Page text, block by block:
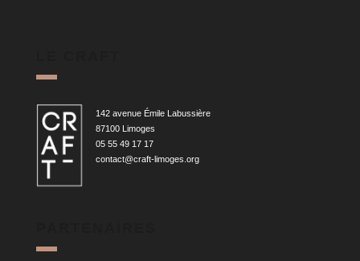
142 avenue Émile Labussière
87100 Limoges
05 55 49 17 17
contact@craft-limoges.org